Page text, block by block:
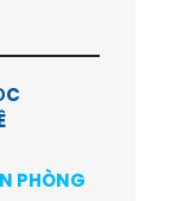
PHÒNG